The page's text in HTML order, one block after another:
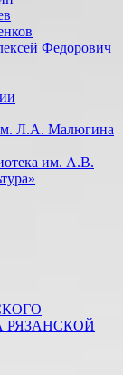
Федорович
Л.А. Малюгина
им. А.В.
РЯЗАНСКОЙ